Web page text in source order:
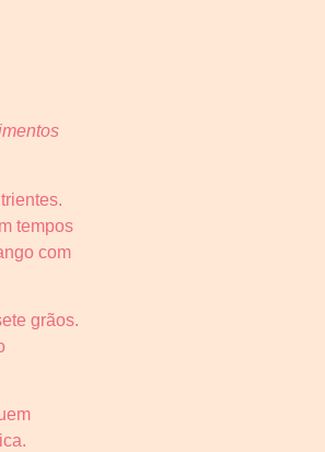
tempos
com
grãos.